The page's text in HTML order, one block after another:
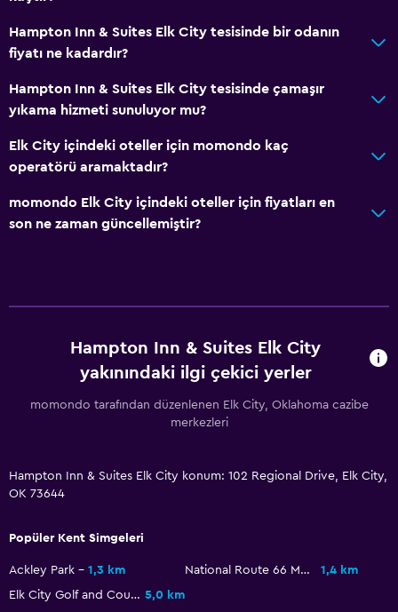
Çamaşırhane
Çamaşırhane
Günlük oda hizmetleri
Saç kurutma makinesi
Çekyat
Çalışma alanı
Çalışma masası
Hampton Inn & Suites Elk City tesisinde bir odanın
fiyatı ne kadardır?
Hampton Inn & Suites Elk City tesisinde çamaşır
yıkama hizmeti sunuluyor mu?
Elk City içindeki oteller için momondo kaç
operatörü aramaktadır?
momondo Elk City içindeki oteller için fiyatları en
son ne zaman güncellemiştir?
Hampton Inn & Suites Elk City
yakınındaki ilgi çekici yerler
momondo tarafından düzenlenen Elk City, Oklahoma cazibe
merkezleri
Hampton Inn & Suites Elk City konum: 102 Regional Drive, Elk City,
OK 73644
Popüler Kent Simgeleri
Ackley Park 1,3 km National Route 66 Museum
1,4 km
Elk City Golf and Country Club 5,0 km